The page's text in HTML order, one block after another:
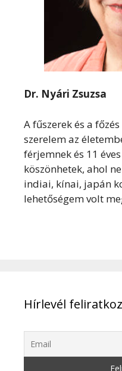
Dr. Nyári Zsuzsa
A fűszerek és a
szerelem az
férjemnek és 11
köszönhetek, ahol
indiai, kínai, japán
lehetőségem volt
Hírlevél